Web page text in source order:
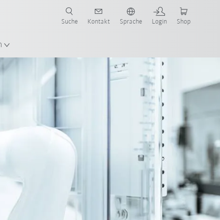
Suche Kontakt Sprache Login Shop